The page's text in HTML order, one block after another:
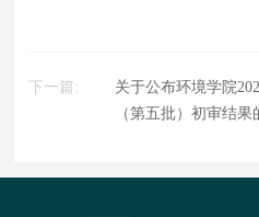
下一篇:
关于公布环境学院
（第五批）初审结果